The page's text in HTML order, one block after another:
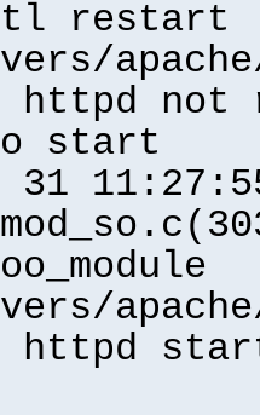
restart
not
start
31